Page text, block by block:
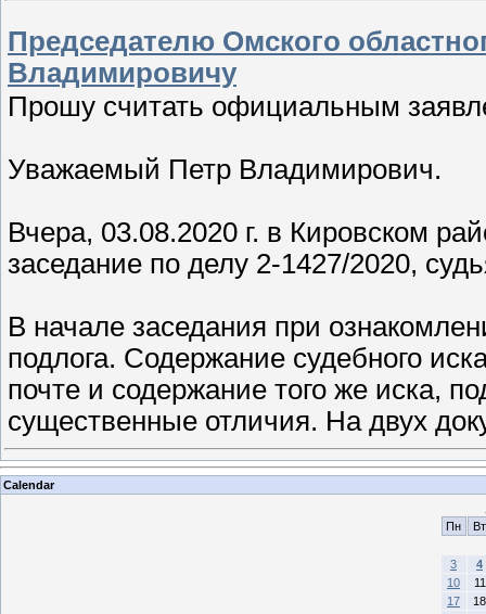
Председателю Омского
Владимировичу
Прошу считать официальным
Уважаемый Петр Владимирович.
Вчера, 03.08.2020 г. в Кировском
заседание по делу 2-1427/2020,
В начале заседания при
подлога. Содержание судебного
почте и содержание того же иска,
существенные отличия. На двух
Calendar
Пн
Вт
3
4
10
11
17
18